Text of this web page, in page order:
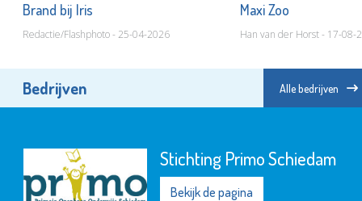
Brand bij Iris
Redactie/Flashphoto - 25-04-2026
Maxi Zoo
Han van der Horst - 17-08-
Bedrijven Alle bedrijven
Stichting Primo Schiedam
Bekijk de pagina